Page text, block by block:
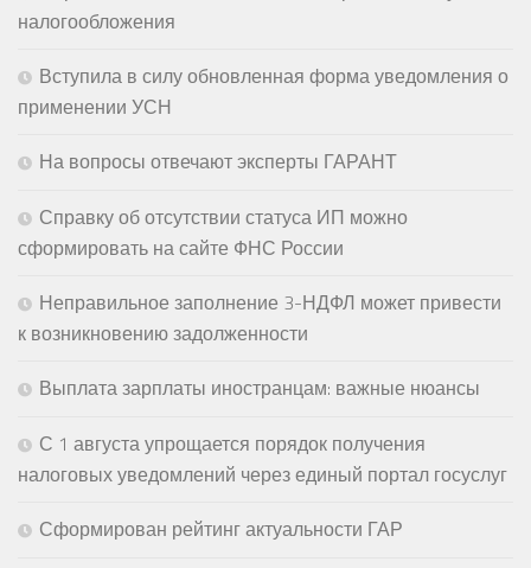
налогообложения
Вступила в силу обновленная форма уведомления о
применении УСН
На вопросы отвечают эксперты ГАРАНТ
Справку об отсутствии статуса ИП можно
сформировать на сайте ФНС России
Неправильное заполнение 3-НДФЛ может привести
к возникновению задолженности
Выплата зарплаты иностранцам: важные нюансы
С 1 августа упрощается порядок получения
налоговых уведомлений через единый портал госуслуг
Сформирован рейтинг актуальности ГАР